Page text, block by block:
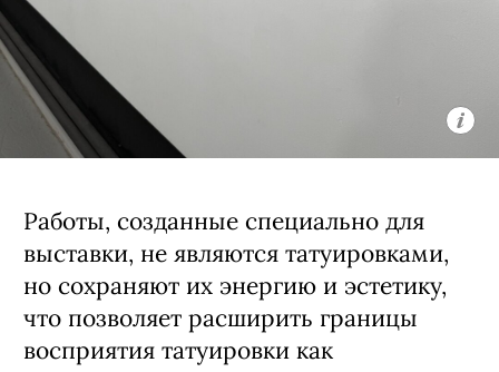
искусства и позволяет увидеть
мастеров с новой стороны, раскрыть
их внутренний мир и индивидуальный
стиль, выходя за рамки нормативов
индустрии.